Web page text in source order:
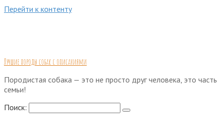
Перейти к контенту
Лучшие породы собак с описаниями
Породистая собака — это не просто друг человека, это часть
семьи!
Поиск: